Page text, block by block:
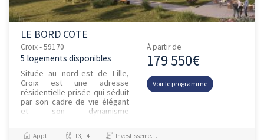
LE BORD COTE
Croix - 59170
5 logements disponibles
Située au nord-est de Lille,
Croix est une adresse
résidentielle prisée qui séduit
par son cadre de vie élégant
et son dynamisme
notamment par les enseignes
À partir de
179 550€
Voir le programme
Appt. T3, T4 Investissement et Défiscalisation